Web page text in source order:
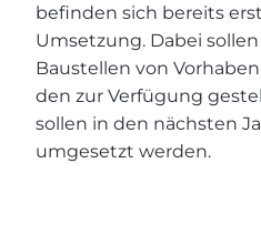
befinden sich bereits
Umsetzung. Dabei
Baustellen von
den zur Verfügung
sollen in den nächsten
umgesetzt werden.